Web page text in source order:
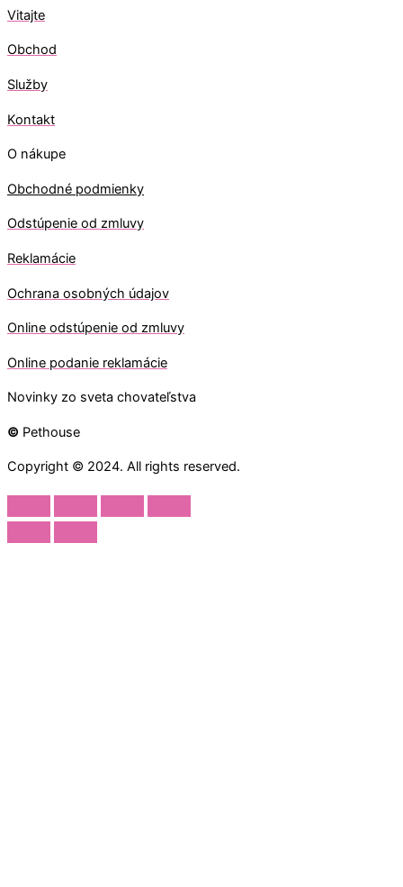
Vitajte
Obchod
Služby
Kontakt
O nákupe
Obchodné podmienky
Odstúpenie od zmluvy
Reklamácie
Ochrana osobných údajov
Online odstúpenie od zmluvy
Online podanie reklamácie
Novinky zo sveta chovateľstva
© Pethouse
Copyright © 2024. All rights reserved.